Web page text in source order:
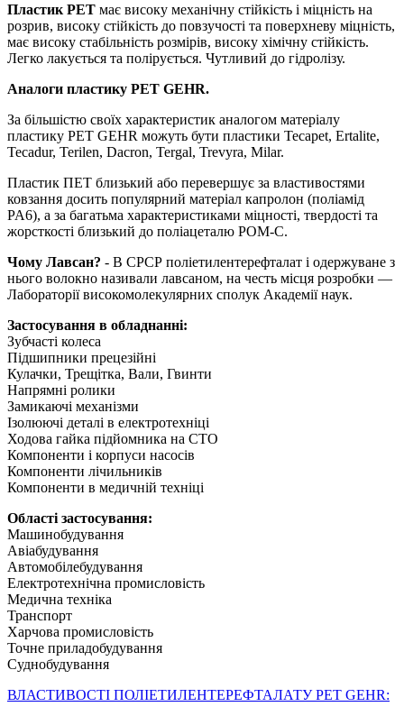
Пластик PET має високу механічну стійкість і міцність на
розрив, високу стійкість до повзучості та поверхневу міцність,
має високу стабільність розмірів, високу хімічну стійкість.
Легко лакується та полірується. Чутливий до гідролізу.
Аналоги пластику PET GEHR.
За більшістю своїх характеристик аналогом матеріалу
пластику PET GEHR можуть бути пластики Tecapet, Ertalite,
Tecadur, Terilen, Dacron, Tergal, Trevyra, Milar.
Пластик ПЕТ близький або перевершує за властивостями
ковзання досить популярний матеріал капролон (поліамід
PA6), а за багатьма характеристиками міцності, твердості та
жорсткості близький до поліацеталю POM-C.
Чому Лавсан? - В СРСР поліетилентерефталат і одержуване з
нього волокно називали лавсаном, на честь місця розробки —
Лабораторії високомолекулярних сполук Академії наук.
Застосування в обладнанні:
Зубчасті колеса
Підшипники прецезійні
Кулачки, Трещітка, Вали, Гвинти
Напрямні ролики
Замикаючі механізми
Ізолюючі деталі в електротехніці
Ходова гайка підйомника на СТО
Компоненти і корпуси насосів
Компоненти лічильників
Компоненти в медичній техніці
Області застосування:
Машинобудування
Авіабудування
Автомобілебудування
Електротехнічна промисловість
Медична техніка
Транспорт
Харчова промисловість
Точне приладобудування
Суднобудування
ВЛАСТИВОСТІ ПОЛІЕТИЛЕНТЕРЕФТАЛАТУ PET GEHR: